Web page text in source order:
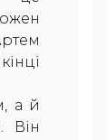
а й
Він